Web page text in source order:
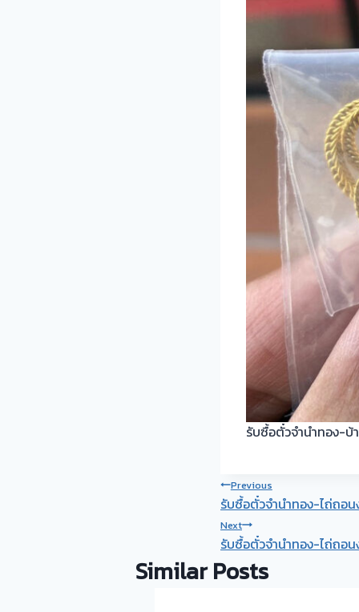
รับซื้อตั๋วจำนำทอง-
Post
navigation
Previous
รับซื้อตั๋วจำนำทอง-ไถ่ถอ
Next
รับซื้อตั๋วจำนำทอง-ไถ่ถอ
Similar Posts